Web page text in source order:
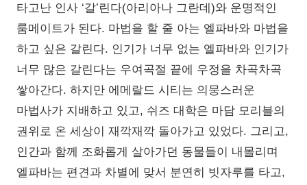
타고난 인사 ‘갈’린다(아리아나 그란데)와 운명적인
룸메이트가 된다. 마법을 할 줄 아는 엘파바와 마법을
하고 싶은 갈린다. 인기가 너무 없는 엘파바와 인기가
너무 많은 갈린다는 우여곡절 끝에 우정을 차곡차곡
쌓아간다. 하지만 에메랄드 시티는 의뭉스러운
마법사가 지배하고 있고, 쉬즈 대학은 마담 모리블의
권위로 온 세상이 재깍재깍 돌아가고 있었다. 그리고,
인간과 함께 조화롭게 살아가던 동물들이 내몰리며
엘파바는 편견과 차별에 맞서 분연히 빗자루를 타고,